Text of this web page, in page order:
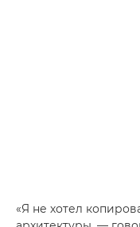
«Я не хотел